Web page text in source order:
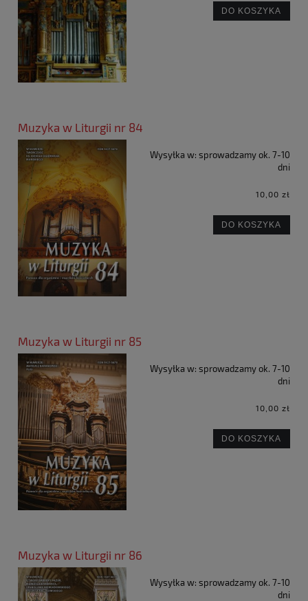
DO KOSZYKA
Muzyka w Liturgii nr 84
Wysyłka w: sprowadzamy ok. 7-10
dni
10,00 zł
DO KOSZYKA
Muzyka w Liturgii nr 85
Wysyłka w: sprowadzamy ok. 7-10
dni
10,00 zł
DO KOSZYKA
Muzyka w Liturgii nr 86
Wysyłka w: sprowadzamy ok. 7-10
dni